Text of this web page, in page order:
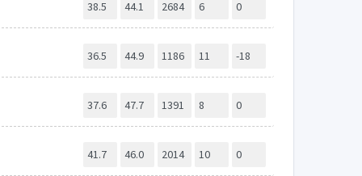
38.5 44.1 2684 6 0
36.5 44.9 1186 11 -18
37.6 47.7 1391 8 0
41.7 46.0 2014 10 0